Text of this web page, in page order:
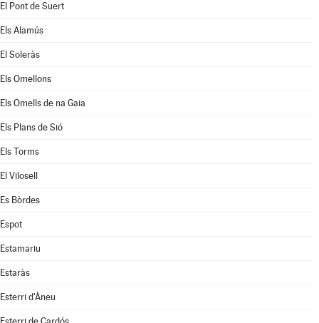
El Pont de Suert
Els Alamús
El Soleràs
Els Omellons
Els Omells de na Gaia
Els Plans de Sió
Els Torms
El Vilosell
Es Bòrdes
Espot
Estamariu
Estaràs
Esterri d'Àneu